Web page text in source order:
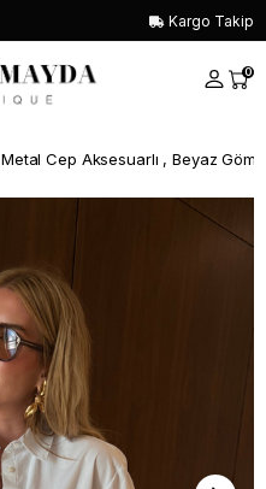
Kargo Takip
0
Metal Cep Aksesuarlı , Beyaz